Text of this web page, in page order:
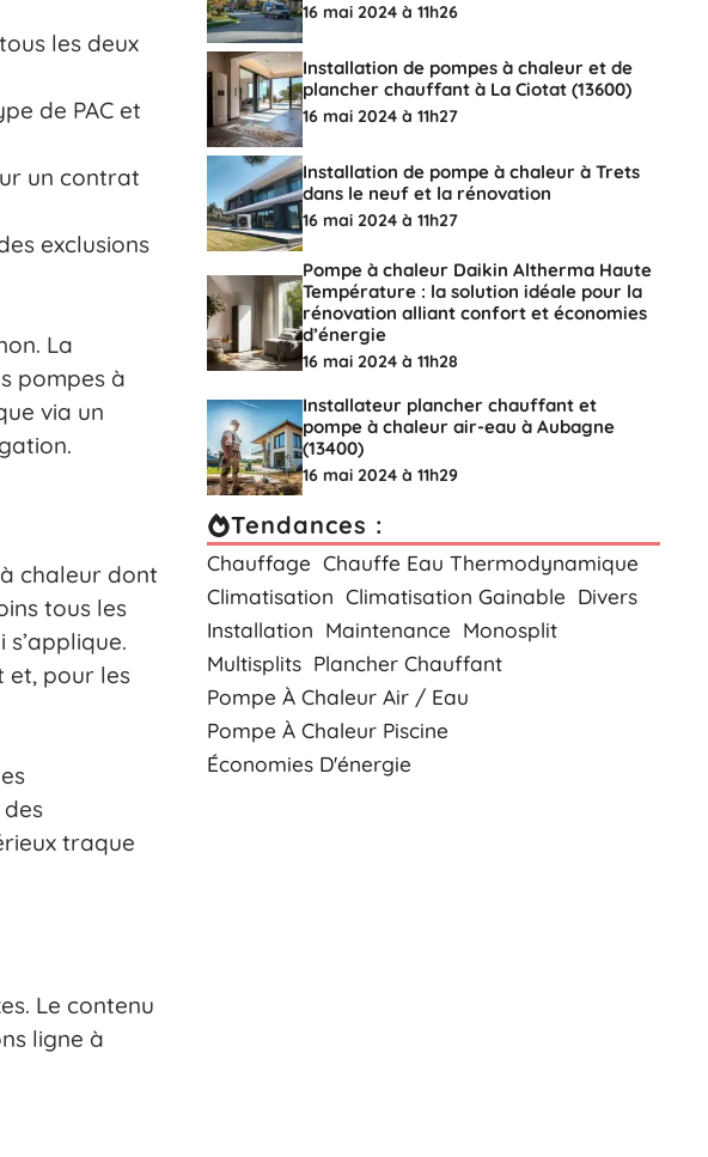
les deux
de PAC et
un contrat
exclusions
La
pompes à
via un
chaleur dont
tous les
et, pour les
traque
Le contenu
ligne à
16 mai 2024 à 11h26
Installation de pompes à chaleur et de
plancher chauffant à La Ciotat (13600)
16 mai 2024 à 11h27
Installation de pompe à chaleur à Trets
dans le neuf et la rénovation
16 mai 2024 à 11h27
Pompe à chaleur Daikin Altherma Haute
Température : la solution idéale pour la
rénovation alliant confort et économies
d’énergie
16 mai 2024 à 11h28
Installateur plancher chauffant et
pompe à chaleur air-eau à Aubagne
(13400)
16 mai 2024 à 11h29
Tendances :
Chauffage Chauffe Eau Thermodynamique
Climatisation Climatisation Gainable Divers
Installation Maintenance Monosplit
Multisplits Plancher Chauffant
Pompe À Chaleur Air / Eau
Pompe À Chaleur Piscine
Économies D'énergie